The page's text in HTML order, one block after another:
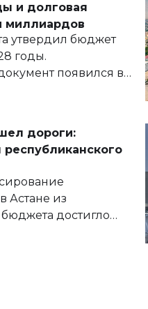
и долговая
миллиардов
утвердил бюджет
годы.
появился в
актов и на
дороги:
Астане из
достигло